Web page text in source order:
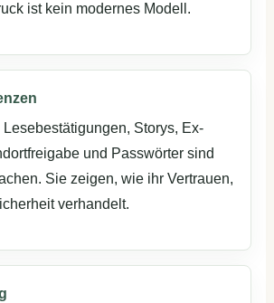
ist kein modernes Modell.
Storys, Ex-
und Passwörter sind
Sie zeigen, wie ihr Vertrauen,
verhandelt.